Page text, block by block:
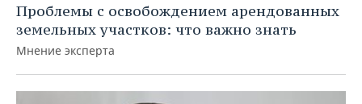
Проблемы с освобождением арендованных
земельных участков: что важно знать
Мнение эксперта